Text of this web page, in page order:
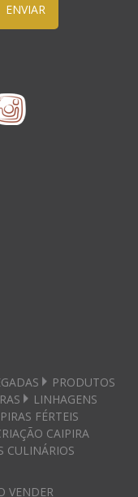
ENVIAR
PRODUTOS
LINHAGENS
FÉRTEIS
CAIPIRA
CULINÁRIOS
VENDER